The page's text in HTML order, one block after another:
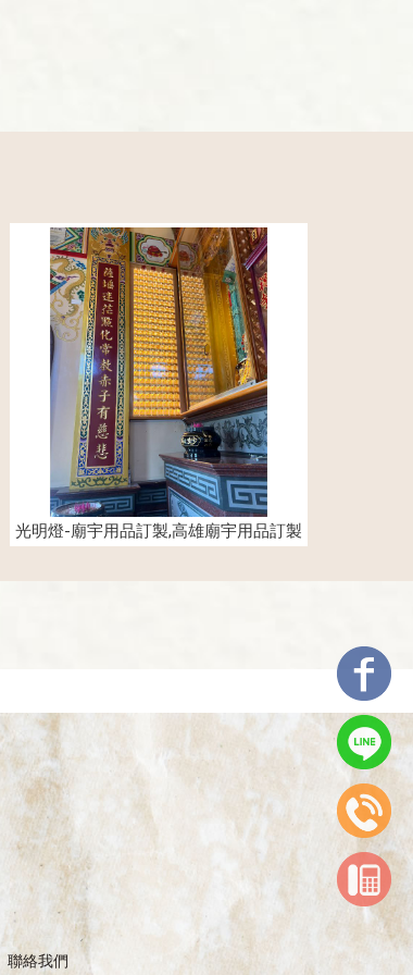
光明燈-廟宇用品訂製,高雄廟宇用品訂製
聯絡我們